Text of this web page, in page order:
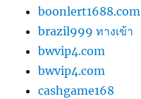
boonlert1688.com
brazil999 ทางเข้า
bwvip4.com
bwvip4.com
cashgame168